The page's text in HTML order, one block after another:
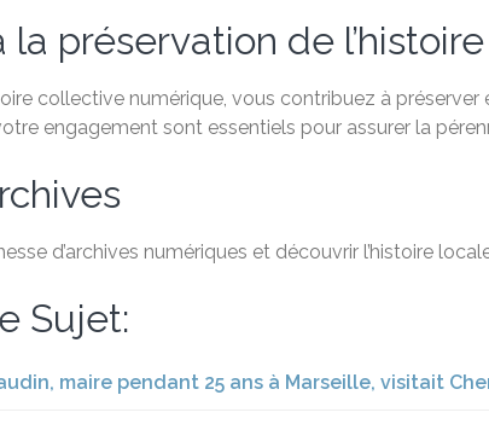
la préservation de l’histoire
collective numérique, vous contribuez à
engagement sont essentiels pour assurer la
d’archives numériques et découvrir l’histoire
Sujet:
maire pendant 25 ans à Marseille, visitait